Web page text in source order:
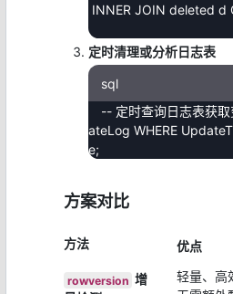
INNER JOIN deleted d
定时清理或分析日志表
sql
-- 定时查询日志表获
ateLog WHERE
e;
方案对比
方法 优点
rowversion 增
轻量、高